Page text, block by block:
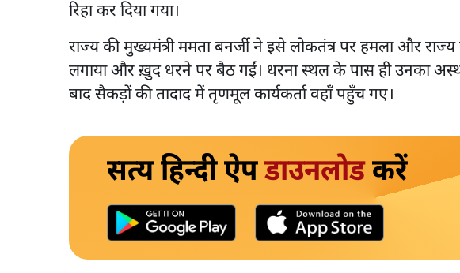
रिहा कर दिया गया।
राज्य की मुख्यमंत्री ममता बनर्जी ने इसे लोकतंत्र पर हमला और
लगाया और ख़ुद धरने पर बैठ गईं। धरना स्थल के पास ही उनका
बाद सैकड़ों की तादाद में तृणमूल कार्यकर्ता वहाँ पहुँच गए।
सत्य हिन्दी ऐपडाउनलोडकरें